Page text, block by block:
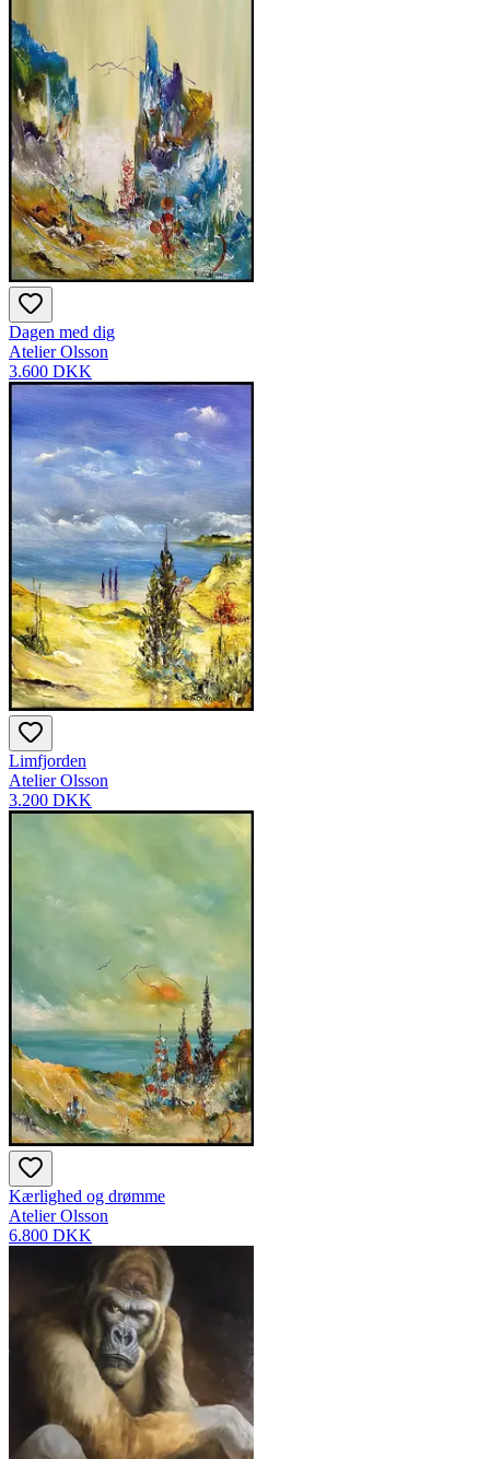
Dagen med dig
Atelier Olsson
3.600 DKK
Limfjorden
Atelier Olsson
3.200 DKK
Kærlighed og drømme
Atelier Olsson
6.800 DKK